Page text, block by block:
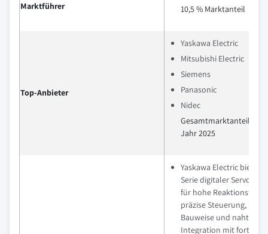
Marktführer
10,5 % Marktanteil
Top-Anbieter
Yaskawa Electric
Mitsubishi Electric
Siemens
Panasonic
Nidec
Gesamtmarktanteil von
Jahr 2025
Yaskawa Electric bietet
Serie digitaler
für hohe
präzise Steuerung,
Bauweise und nahtlose
Integration mit